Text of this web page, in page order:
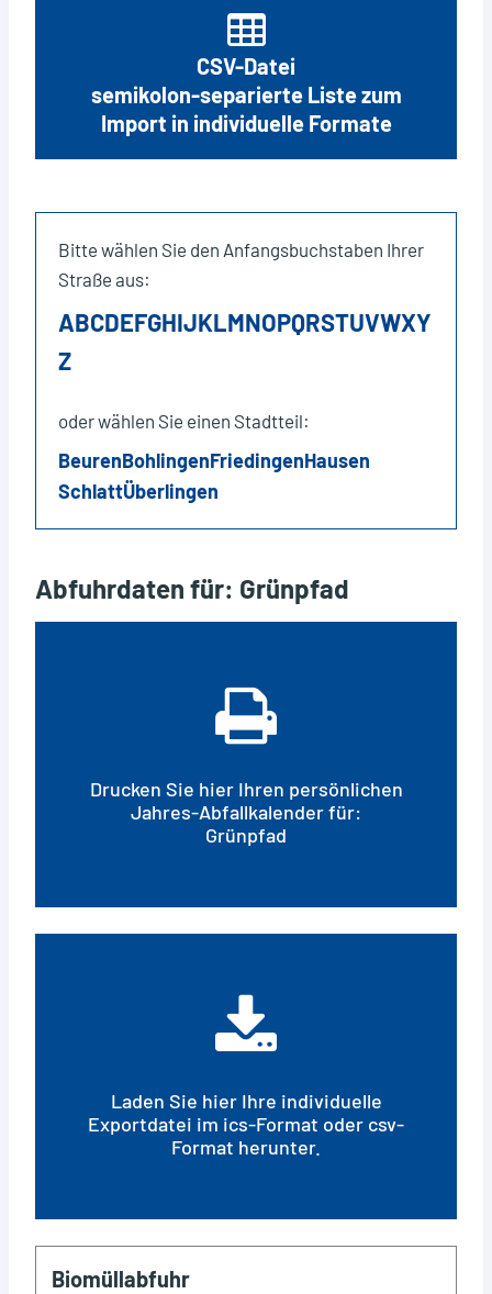
CSV-Datei
semikolon-separierte Liste zum
Import in individuelle Formate
Bitte wählen Sie den Anfangsbuchstaben Ihrer
Straße aus:
ABCDEFGHIJKLMNOPQRSTUVWXY
Z
oder wählen Sie einen Stadtteil:
BeurenBohlingenFriedingenHausen
SchlattÜberlingen
Abfuhrdaten für: Grünpfad
Drucken Sie hier Ihren persönlichen
Jahres-Abfallkalender für:
Grünpfad
Laden Sie hier Ihre individuelle
Exportdatei im ics-Format oder csv-
Format herunter.
Biomüllabfuhr